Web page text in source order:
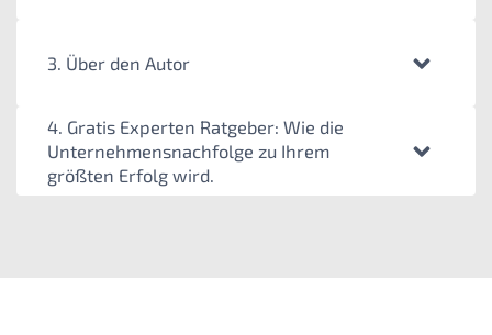
3. Über den Autor
4. Gratis Experten Ratgeber: Wie die
Unternehmensnachfolge zu Ihrem
größten Erfolg wird.